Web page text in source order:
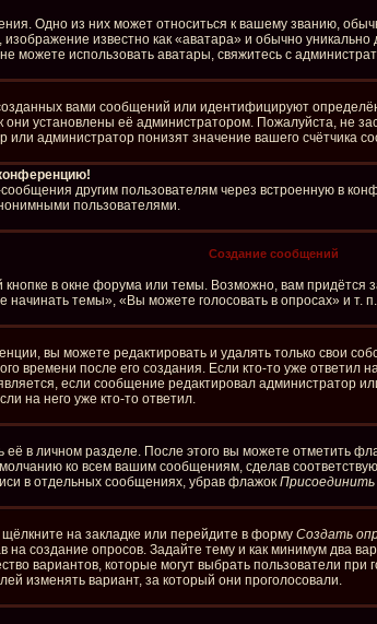
Одно из них может относиться к вашему званию,
известно как «аватара» и обычно
можете использовать аватары, свяжитесь с
вами сообщений или идентифицируют
установлены её администратором. Пожалуйста, не
администратор понизят значение вашего счётчика
другим пользователям через встроенную в
пользователями.
Создание сообщений
в окне форума или темы. Возможно, вам придётся
темы», «Вы можете голосовать в опросах» и т. п.
вы можете редактировать и удалять только свои
времени после его создания. Если кто-то уже
если сообщение редактировал администратор
на него уже кто-то ответил.
в личном разделе. После этого вы можете отметить
ко всем вашим сообщениям, сделав
в отдельных сообщениях, убрав флажок Присоединить
на закладке или перейдите в форму Создать
создание опросов. Задайте тему и как минимум два
вариантов, которые могут выбрать пользователи
изменять вариант, за который они проголосовали.